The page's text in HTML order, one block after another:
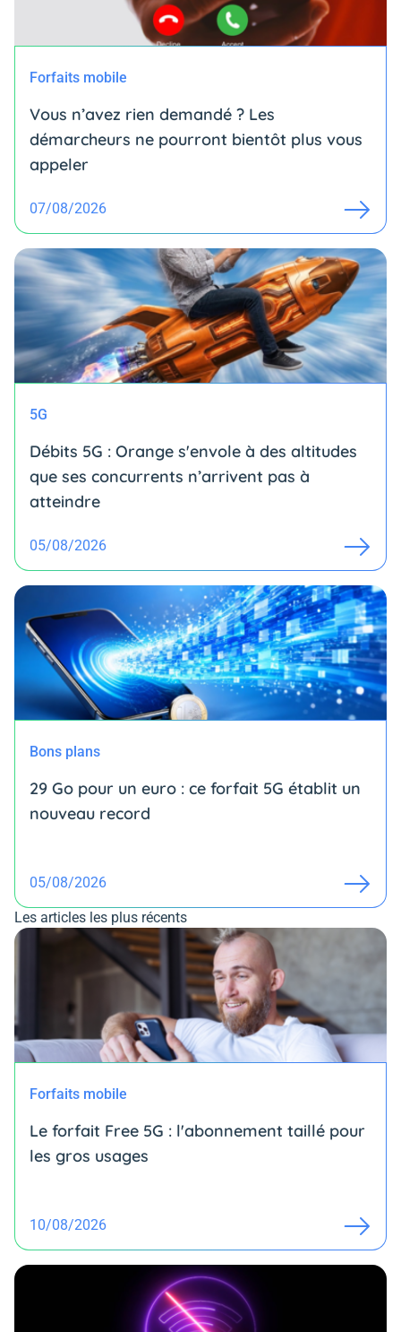
Forfaits mobile
Vous n’avez rien demandé ? Les
démarcheurs ne pourront bientôt plus vous
appeler
07/08/2026
5G
Débits 5G : Orange s'envole à des altitudes
que ses concurrents n’arrivent pas à
atteindre
05/08/2026
Bons plans
29 Go pour un euro : ce forfait 5G établit un
nouveau record
05/08/2026
Les articles les plus récents
Forfaits mobile
Le forfait Free 5G : l'abonnement taillé pour
les gros usages
10/08/2026